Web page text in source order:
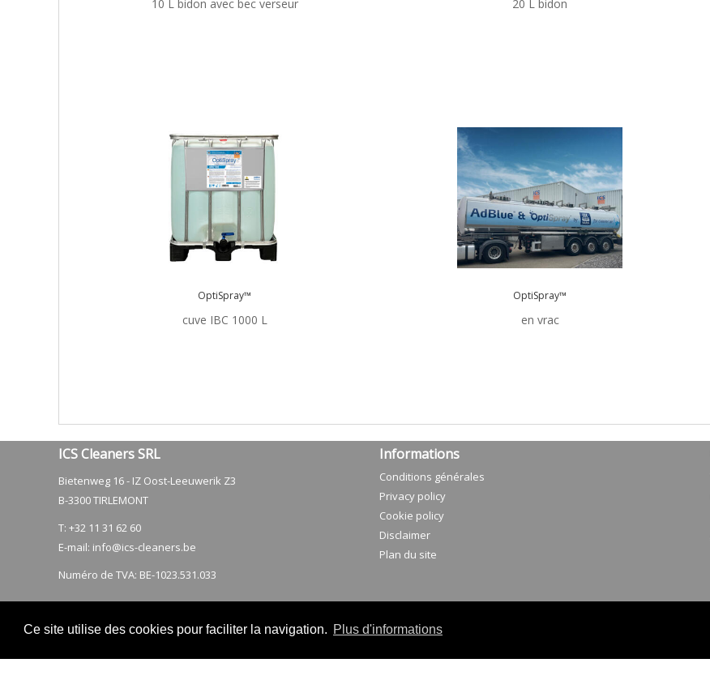
Ce site utilise des cookies pour faciliter la navigation. Plus d'informations
10 L bidon avec bec verseur 20 L bidon
OptiSpray™
cuve IBC 1000 L
OptiSpray™
en vrac
ICS Cleaners SRL
Bietenweg 16 - IZ Oost-Leeuwerik Z3
​B-3300 TIRLEMONT
T: +32 11 31 62 60
E-mail: info@ics-cleaners.be
Numéro de TVA: BE-1023.531.033
Informations
Conditions générales
Privacy policy
Cookie policy
Disclaimer
Plan du site